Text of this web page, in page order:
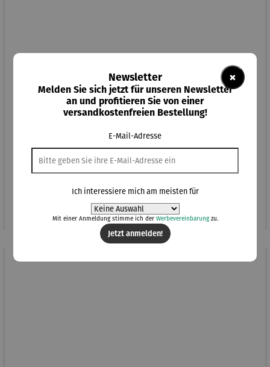
CHIP Soundbox M
Regulärer Preis:
79,00 €
×
Newsletter
Melden Sie sich jetzt für unseren Newsletter
an und profitieren Sie von einer
versandkostenfreien Bestellung!
E-Mail-Adresse
Ich interessiere mich am meisten für
Mit einer Anmeldung stimme ich der Werbevereinbarungzu.
Jetzt anmelden!